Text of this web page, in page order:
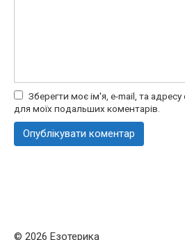
Зберегти моє ім'я, e-mail, та адресу
для моїх подальших коментарів.
© 2026 Езотерика